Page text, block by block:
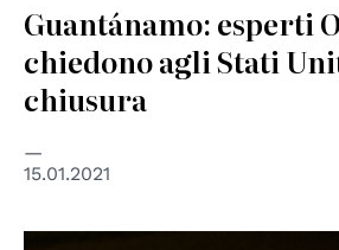
Guantánamo: esperti
chiedono agli Stati
chiusura
15.01.2021